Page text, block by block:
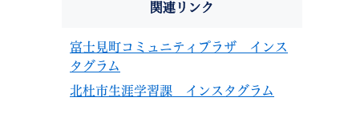
関連リンク
富士見町コミュニティプラザ インス
タグラム
北杜市生涯学習課 インスタグラム